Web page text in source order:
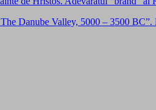
Danube Valley, 5000 – 3500